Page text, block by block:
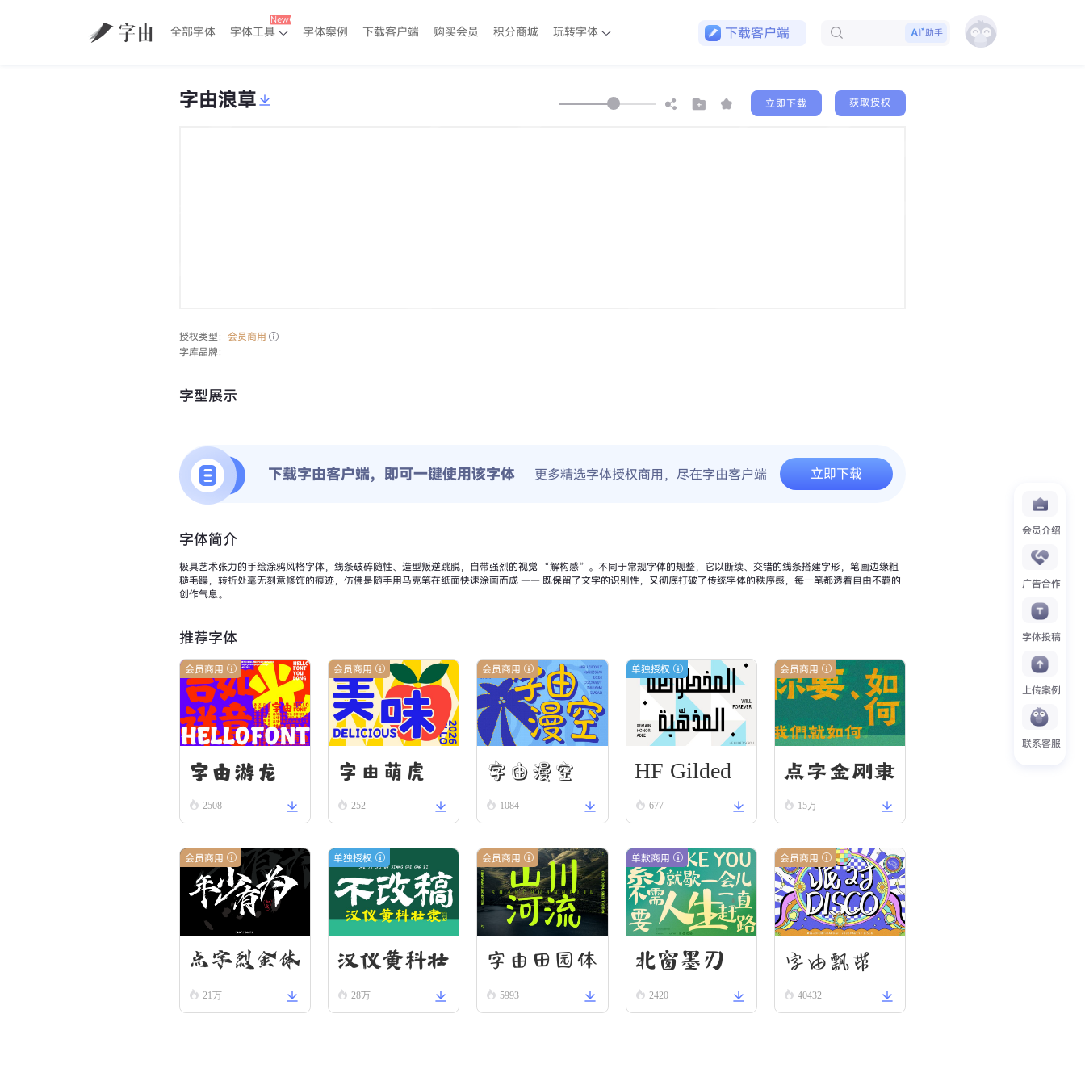
全部字体 字体工具 字体案例 下载客户端 购买会员 积分商城 玩转字体
下载客户端
助手
会员介绍
广告合作
字体投稿
上传案例
联系客服
字由浪草 立即下载 获取授权
授权类型： 会员商用
字库品牌：
字型展示
下载字由客户端，即可一键使用该字体 更多精选字体授权商用，尽在字由客户端 立即下载
字体简介
极具艺术张力的手绘涂鸦风格字体，线条破碎随性、造型叛逆跳脱，自带强烈的视觉 “解构感”。不同于常规字体的规整，它以断续、交错的线条搭建字形，笔画边缘粗
糙毛躁，转折处毫无刻意修饰的痕迹，仿佛是随手用马克笔在纸面快速涂画而成 —— 既保留了文字的识别性，又彻底打破了传统字体的秩序感，每一笔都透着自由不羁的
创作气息。
推荐字体
会员商用
字由游龙
2508
会员商用
字由萌虎
252
会员商用
字由漫空
1084
单独授权
HF Gilded
Scroll
677
会员商用
点字金刚隶
15万
会员商用
点字烈金体
21万
单独授权
汉仪黄科壮
隶 W
28万
会员商用
字由田园体
5993
单款商用
北窗墨刃
2420
会员商用
字由飘带
40432